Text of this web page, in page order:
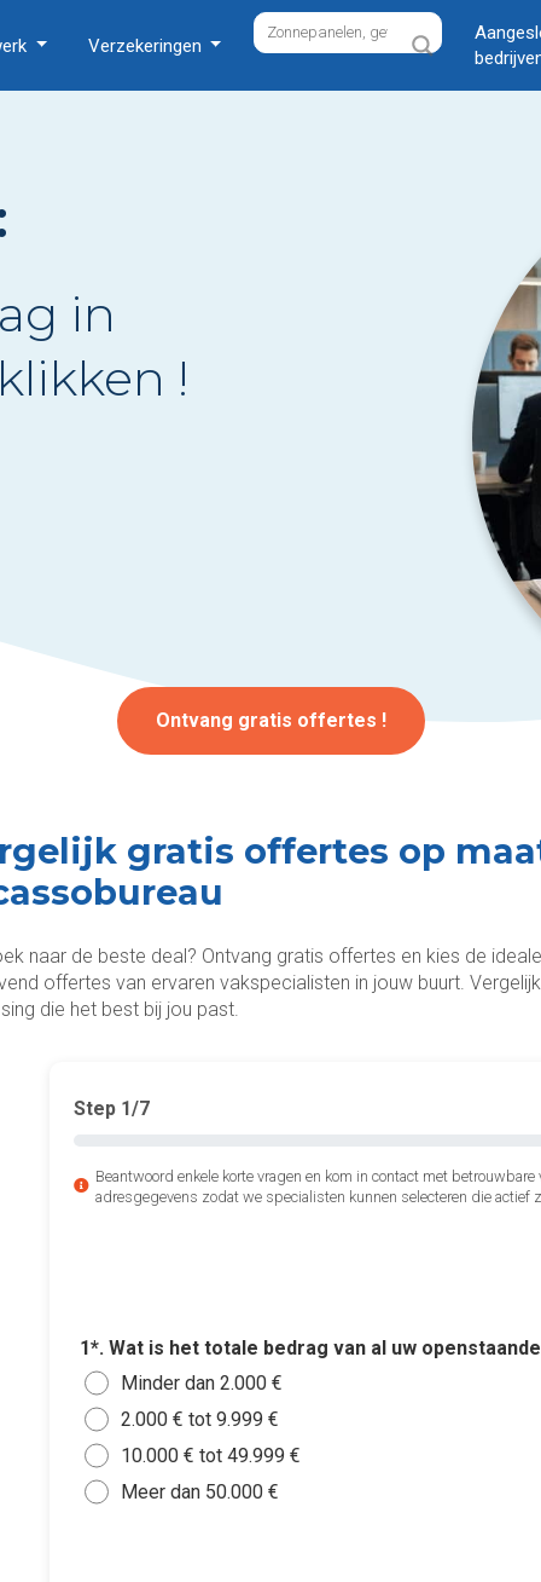
Verzekeringen
in
!
Ontvang gratis offertes !
gratis offertes op
naar de beste deal? Ontvang gratis offertes en kies de
offertes van ervaren vakspecialisten in jouw buurt.
die het best bij jou past.
Step 1/7
Beantwoord enkele korte vragen en kom in contact met
adresgegevens zodat we specialisten kunnen selecteren die actief
1*. Wat is het totale bedrag van al uw
Minder dan 2.000 €
2.000 € tot 9.999 €
10.000 € tot 49.999 €
Meer dan 50.000 €